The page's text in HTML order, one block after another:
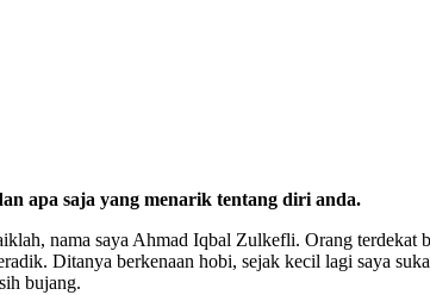
apa saja yang menarik tentang diri anda.
nama saya Ahmad Iqbal Zulkefli. Orang terdekat
Ditanya berkenaan hobi, sejak kecil lagi saya
bujang.